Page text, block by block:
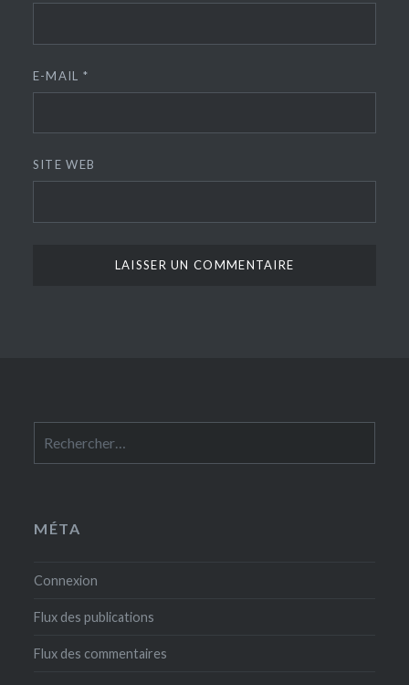
E-MAIL *
SITE WEB
MÉTA
Connexion
Flux des publications
Flux des commentaires